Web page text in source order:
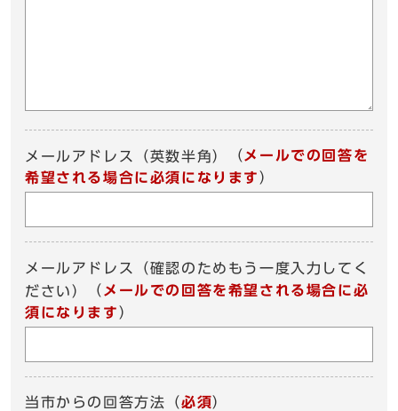
メールアドレス（英数半角） （ メールでの回答を
希望される場合に必須になります ）
メールアドレス（確認のためもう一度入力してく
ださい）
（ メールでの回答を希望される場合に必
須になります ）
当市からの回答方法 （必須）